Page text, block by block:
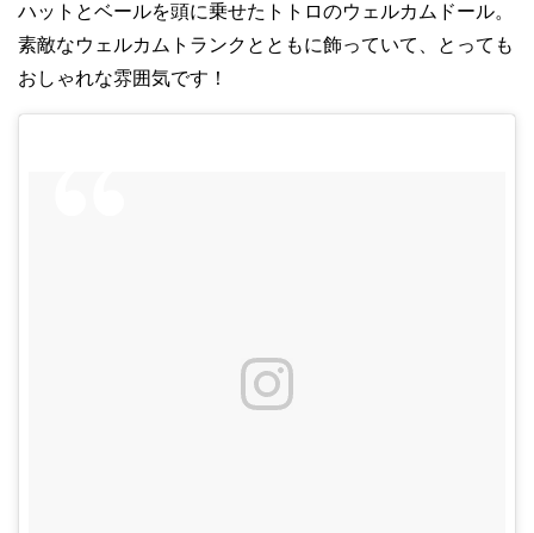
ハットとベールを頭に乗せたトトロのウェルカムドール。
素敵なウェルカムトランクとともに飾っていて、とっても
おしゃれな雰囲気です！